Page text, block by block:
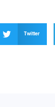
Twitter